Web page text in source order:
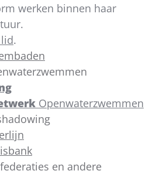
werken binnen haar
.
Openwaterzwemmen
en andere